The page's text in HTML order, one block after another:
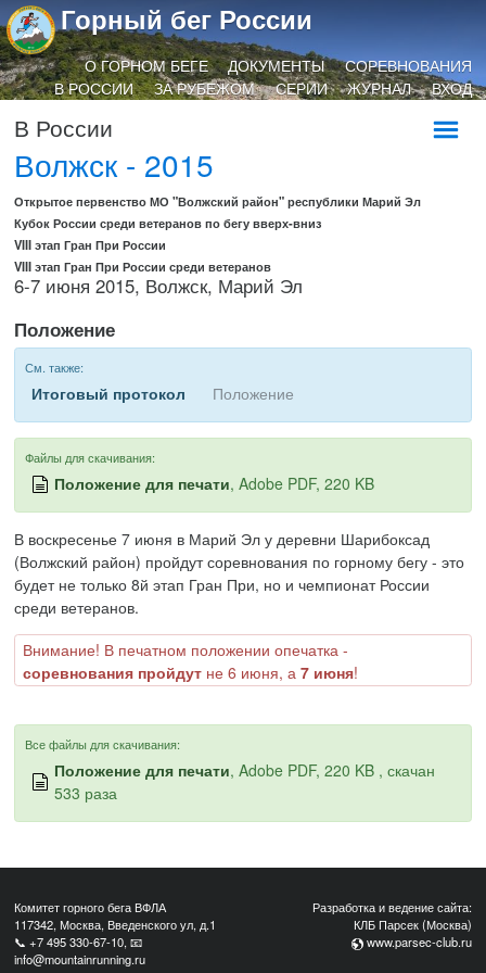
Горный бег России
О ГОРНОМ БЕГЕ ДОКУМЕНТЫ
СОРЕВНОВАНИЯ
В РОССИИ
ЗА РУБЕЖОМ СЕРИИ ЖУРНАЛ ВХОД
В России
Волжск - 2015
Открытое первенство МО "Волжский район" республики Марий Эл
Кубок России среди ветеранов по бегу вверх-вниз
VIII этап Гран При России
VIII этап Гран При России среди ветеранов
6-7 июня 2015, Волжск, Марий Эл
Положение
См. также:
Итоговый протокол Положение
Файлы для скачивания:
Положение для печати, Adobe PDF, 220 KB
В воскресенье 7 июня в Марий Эл у деревни Шарибоксад
(Волжский район) пройдут соревнования по горному бегу - это
будет не только 8й этап Гран При, но и чемпионат России
среди ветеранов.
Внимание! В печатном положении опечатка -
соревнования пройдут не 6 июня, а7 июня!
Все файлы для скачивания:
Положение для печати, Adobe PDF, 220 KB , скачан
533 раза
Комитет горного бега ВФЛА
117342, Москва, Введенского ул, д.1
📞+7 495 330-67-10, 📧
info@mountainrunning.ru
Разработка и ведение сайта:
КЛБ Парсек (Москва)
www.parsec-club.ru